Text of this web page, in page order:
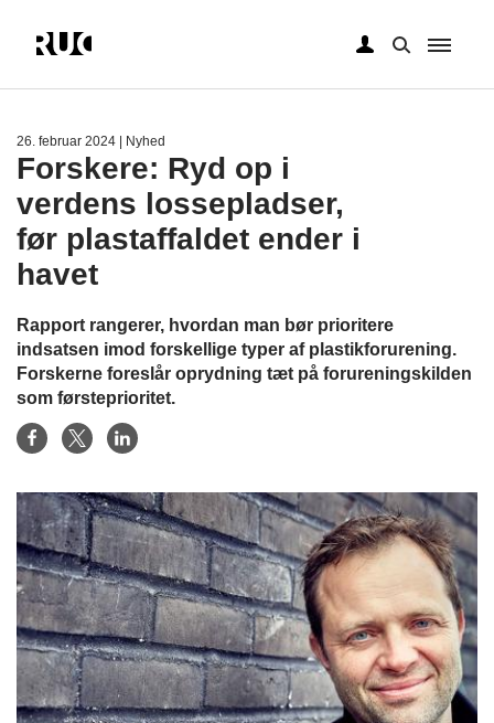
26. februar 2024 | Nyhed
Forskere: Ryd op i
verdens lossepladser,
før plastaffaldet ender i
havet
Rapport rangerer, hvordan man bør prioritere
indsatsen imod forskellige typer af plastikforurening.
Forskerne foreslår oprydning tæt på forureningskilden
som førsteprioritet.